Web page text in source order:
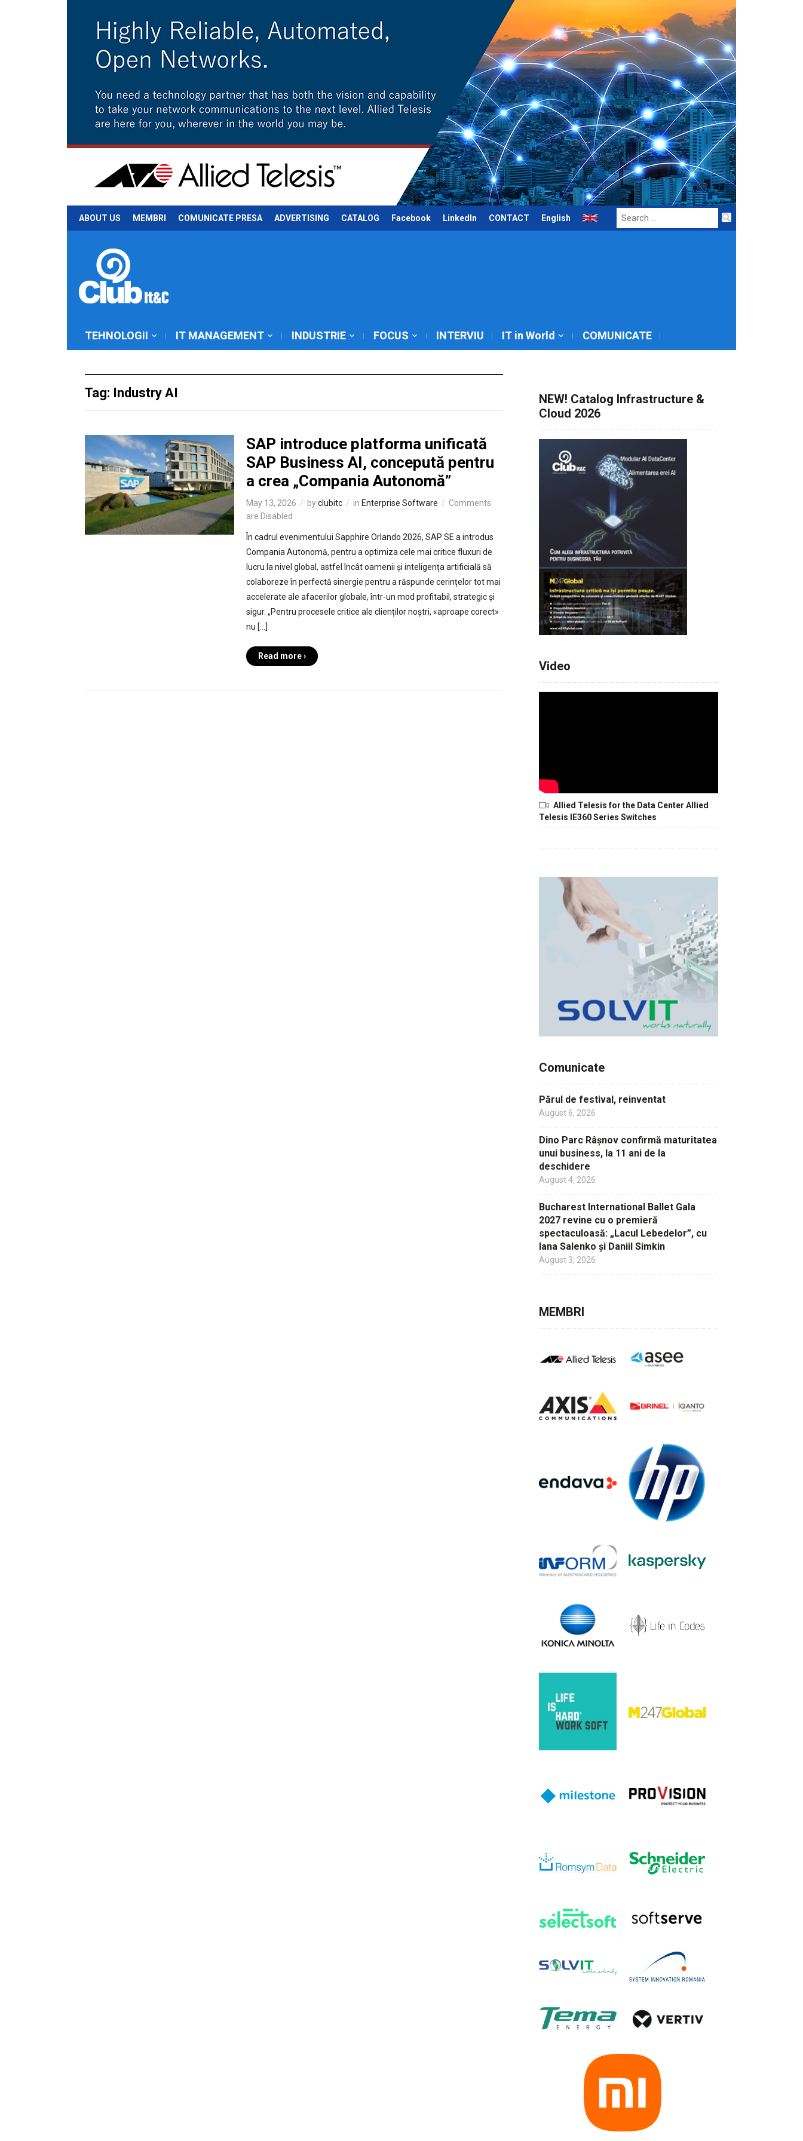
ABOUT US MEMBRI COMUNICATE PRESA ADVERTISING CATALOG Facebook LinkedIn CONTACT English
Search
for:
TEHNOLOGII IT MANAGEMENT INDUSTRIE FOCUS INTERVIU IT in World COMUNICATE
Tag: Industry AI
SAP introduce platforma unificată
SAP Business AI, concepută pentru
a crea „Compania Autonomă”
May 13, 2026 byclubitc in Enterprise Software
Comments
are Disabled
În cadrul evenimentului Sapphire Orlando 2026, SAP SE a introdus
Compania Autonomă, pentru a optimiza cele mai critice fluxuri de
lucru la nivel global, astfel încât oamenii și inteligența artificială să
colaboreze în perfectă sinergie pentru a răspunde cerințelor tot mai
accelerate ale afacerilor globale, într-un mod profitabil, strategic și
sigur. „Pentru procesele critice ale clienților noștri, «aproape corect»
nu […]
Read more ›
NEW! Catalog Infrastructure &
Cloud 2026
Video
Allied Telesis for the Data Center Allied
Telesis IE360 Series Switches
Comunicate
Părul de festival, reinventat
August 6, 2026
Dino Parc Râșnov confirmă maturitatea
unui business, la 11 ani de la
deschidere
August 4, 2026
Bucharest International Ballet Gala
2027 revine cu o premieră
spectaculoasă: „Lacul Lebedelor”, cu
Iana Salenko și Daniil Simkin
August 3, 2026
MEMBRI